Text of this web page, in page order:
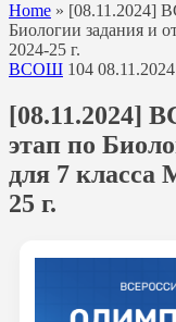
Home » [08.11.2024]
Биологии задания и
2024-25 г.
ВСОШ 104 08.11.2024
[08.11.2024]
этап по
для 7 класса
25 г.